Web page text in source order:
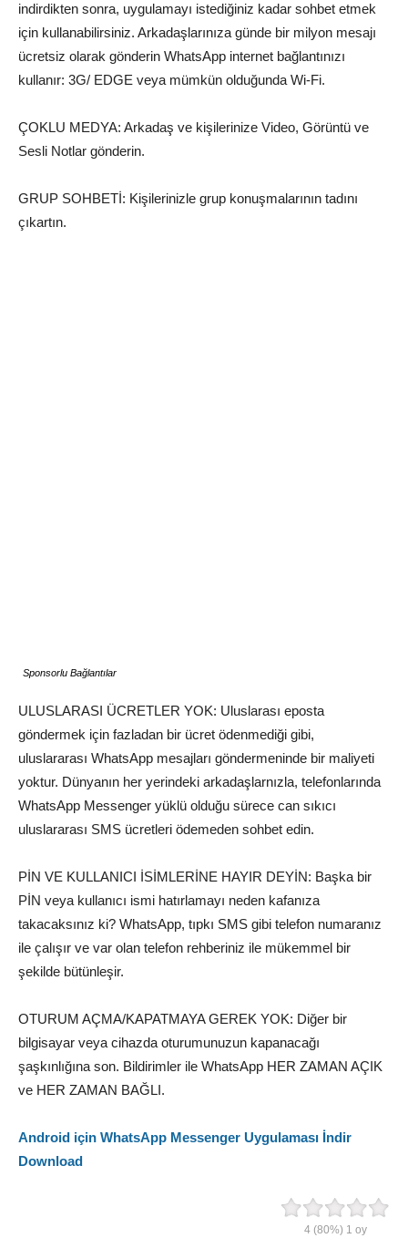
indirdikten sonra, uygulamayı istediğiniz kadar sohbet etmek
için kullanabilirsiniz. Arkadaşlarınıza günde bir milyon mesajı
ücretsiz olarak gönderin WhatsApp internet bağlantınızı
kullanır: 3G/ EDGE veya mümkün olduğunda Wi-Fi.
ÇOKLU MEDYA: Arkadaş ve kişilerinize Video, Görüntü ve
Sesli Notlar gönderin.
GRUP SOHBETİ: Kişilerinizle grup konuşmalarının tadını
çıkartın.
Sponsorlu Bağlantılar
ULUSLARASI ÜCRETLER YOK: Uluslarası eposta
göndermek için fazladan bir ücret ödenmediği gibi,
uluslararası WhatsApp mesajları göndermeninde bir maliyeti
yoktur. Dünyanın her yerindeki arkadaşlarnızla, telefonlarında
WhatsApp Messenger yüklü olduğu sürece can sıkıcı
uluslararası SMS ücretleri ödemeden sohbet edin.
PİN VE KULLANICI İSİMLERİNE HAYIR DEYİN: Başka bir
PİN veya kullanıcı ismi hatırlamayı neden kafanıza
takacaksınız ki? WhatsApp, tıpkı SMS gibi telefon numaranız
ile çalışır ve var olan telefon rehberiniz ile mükemmel bir
şekilde bütünleşir.
OTURUM AÇMA/KAPATMAYA GEREK YOK: Diğer bir
bilgisayar veya cihazda oturumunuzun kapanacağı
şaşkınlığına son. Bildirimler ile WhatsApp HER ZAMAN AÇIK
ve HER ZAMAN BAĞLI.
Android için WhatsApp Messenger Uygulaması İndir
Download
4(80%) 1 oy